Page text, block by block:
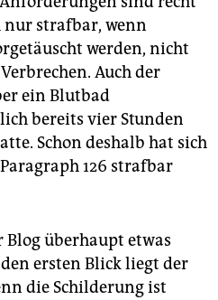
nur strafbar, wenn
werden, nicht
Auch der
ein Blutbad
bereits vier Stunden
Schon deshalb hat sich
126 strafbar
Blog überhaupt etwas
ersten Blick liegt der
die Schilderung ist